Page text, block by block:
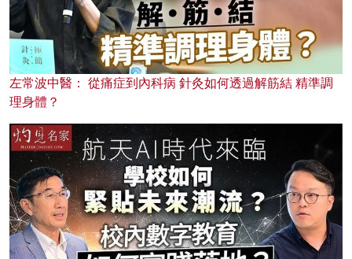
左常波中醫： 從痛症到內科病 針灸如何透過解筋結 精準調
理身體？